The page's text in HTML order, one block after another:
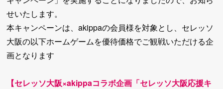
せいたします。
本キャンペーンは、akippaの会員様を対象とし、セレッソ
大阪の以下ホームゲームを優待価格でご観戦いただける企
画となります
【セレッソ大阪×akippaコラボ企画「セレッソ大阪応援キ